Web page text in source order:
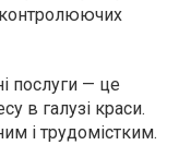
контролюючих
послуги — це
в галузі краси.
і трудомістким.